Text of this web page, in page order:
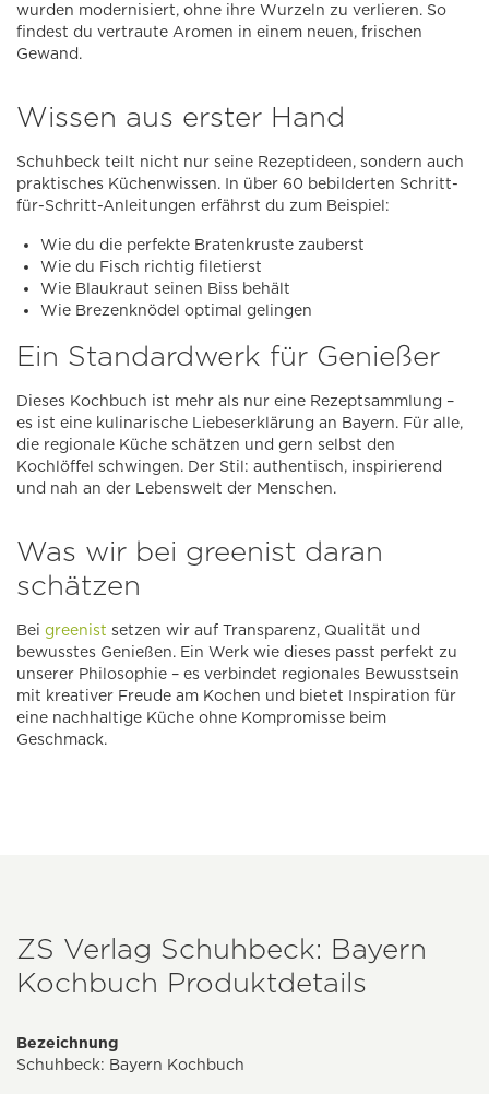
wurden modernisiert, ohne ihre Wurzeln zu verlieren. So
findest du vertraute Aromen in einem neuen, frischen
Gewand.
Wissen aus erster Hand
Schuhbeck teilt nicht nur seine Rezeptideen, sondern auch
praktisches Küchenwissen. In über 60 bebilderten Schritt-
für-Schritt-Anleitungen erfährst du zum Beispiel:
Wie du die perfekte Bratenkruste zauberst
Wie du Fisch richtig filetierst
Wie Blaukraut seinen Biss behält
Wie Brezenknödel optimal gelingen
Ein Standardwerk für Genießer
Dieses Kochbuch ist mehr als nur eine Rezeptsammlung –
es ist eine kulinarische Liebeserklärung an Bayern. Für alle,
die regionale Küche schätzen und gern selbst den
Kochlöffel schwingen. Der Stil: authentisch, inspirierend
und nah an der Lebenswelt der Menschen.
Was wir bei greenist daran
schätzen
Bei greenist setzen wir auf Transparenz, Qualität und
bewusstes Genießen. Ein Werk wie dieses passt perfekt zu
unserer Philosophie – es verbindet regionales Bewusstsein
mit kreativer Freude am Kochen und bietet Inspiration für
eine nachhaltige Küche ohne Kompromisse beim
Geschmack.
ZS Verlag Schuhbeck: Bayern
Kochbuch Produktdetails
Bezeichnung
Schuhbeck: Bayern Kochbuch